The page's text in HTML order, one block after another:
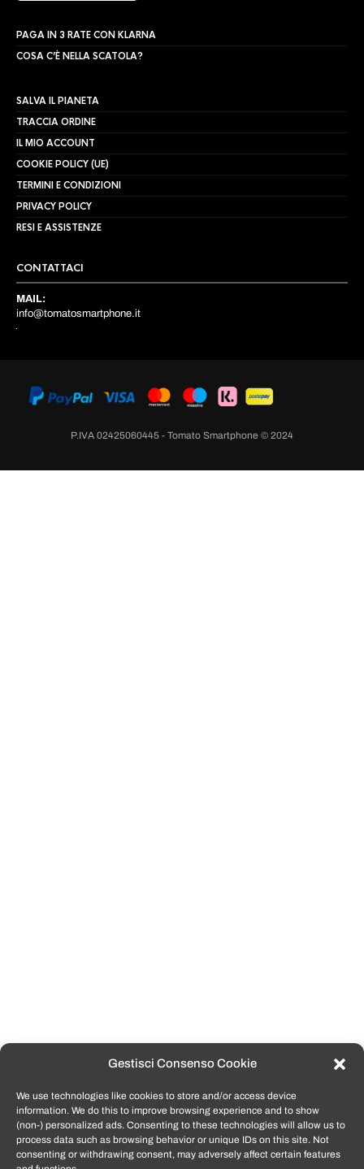
Gestisci Consenso Cookie
We use technologies like cookies to store and/or access device
information. We do this to improve browsing experience and to show
(non-) personalized ads. Consenting to these technologies will allow us to
process data such as browsing behavior or unique IDs on this site. Not
consenting or withdrawing consent, may adversely affect certain features
PAGA IN 3 RATE CON KLARNA
COSA C’È NELLA SCATOLA?
SALVA IL PIANETA
TRACCIA ORDINE
IL MIO ACCOUNT
COOKIE POLICY (UE)
TERMINI E CONDIZIONI
PRIVACY POLICY
RESI E ASSISTENZE
CONTATTACI
MAIL:
info@tomatosmartphone.it
P.IVA 02425060445 - Tomato Smartphone © 2024